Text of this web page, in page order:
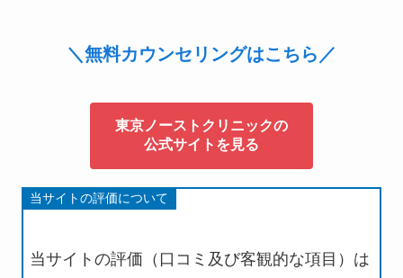
＼無料カウンセリングはこちら／
東京ノーストクリニックの
公式サイトを見る
当サイトの評価について
当サイトの評価（口コミ及び客観的な項目）は